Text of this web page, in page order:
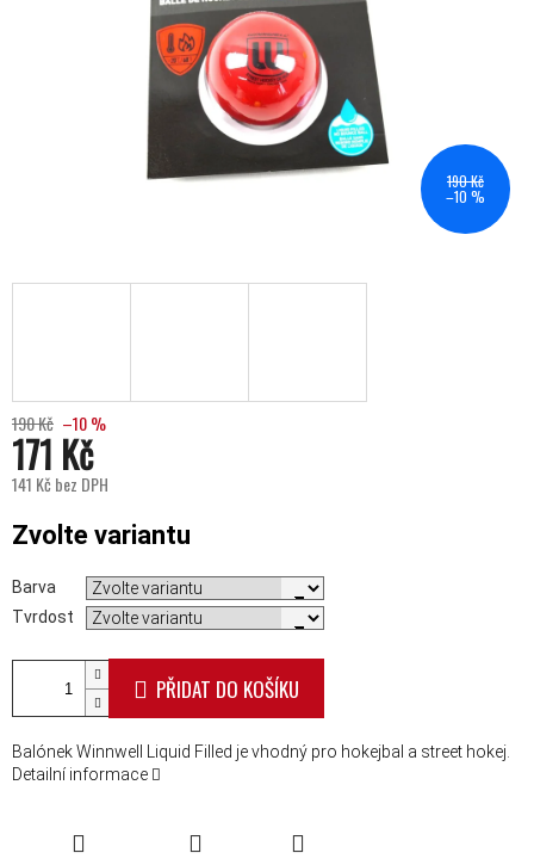
190 Kč
–10 %
190 Kč –10 %
171 Kč
141 Kč bez DPH
Zvolte variantu
Barva
Tvrdost
PŘIDAT DO KOŠÍKU
Balónek Winnwell Liquid Filled je vhodný pro hokejbal a street hokej.
Detailní informace